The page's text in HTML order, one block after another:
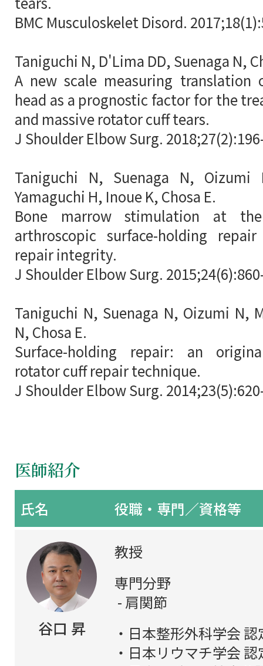
BMC Musculoskelet Disord.
Taniguchi N, D'Lima DD, Suenaga N,
A new scale measuring translation
head as a prognostic factor for the
and massive rotator cuff tears.
J Shoulder Elbow Surg.
Taniguchi N, Suenaga N,
Yamaguchi H, Inoue K, Chosa E.
Bone marrow stimulation at
arthroscopic surface-holding
repair integrity.
J Shoulder Elbow Surg.
Taniguchi N, Suenaga N, Oizumi N,
N, Chosa E.
Surface-holding repair: an
rotator cuff repair technique.
J Shoulder Elbow Surg.
医師紹介
氏名 役職・専門／資格等
谷口 昇
教授
専門分野
肩関節
日本整形外科学会
日本リウマチ学会